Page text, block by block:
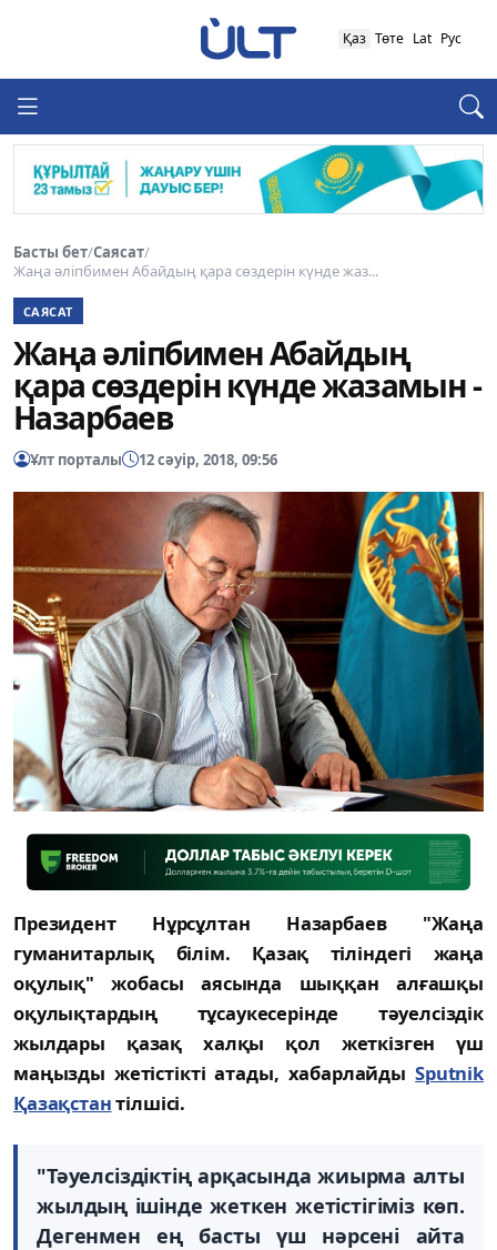
Қаз Төте Lat Рус
Басты бет/Саясат/
Жаңа әліпбимен Абайдың қара сөздерін күнде жаз...
САЯСАТ
Жаңа әліпбимен Абайдың
қара сөздерін күнде жазамын -
Назарбаев
Ұлт порталы 12 сәуір, 2018, 09:56
Президент Нұрсұлтан Назарбаев "Жаңа
гуманитарлық білім. Қазақ тіліндегі жаңа
оқулық" жобасы аясында шыққан алғашқы
оқулықтардың тұсаукесерінде тәуелсіздік
жылдары қазақ халқы қол жеткізген үш
маңызды жетістікті атады, хабарлайдыSputnik
Қазақстантілшісі.
"Тәуелсіздіктің арқасында жиырма алты
жылдың ішінде жеткен жетістігіміз көп.
Дегенмен ең басты үш нәрсені айта